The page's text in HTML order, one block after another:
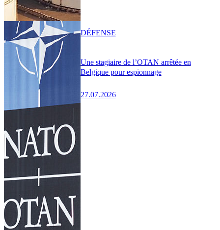
Une stagiaire de l’OTAN arrêtée en
Belgique pour espionnage
27.07.2026
DÉFENSE